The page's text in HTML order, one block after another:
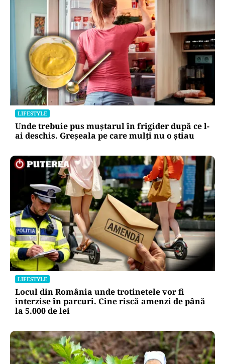
LIFESTYLE
Unde trebuie pus muștarul în frigider după ce l-
ai deschis. Greșeala pe care mulți nu o știau
LIFESTYLE
Locul din România unde trotinetele vor fi
interzise în parcuri. Cine riscă amenzi de până
la 5.000 de lei